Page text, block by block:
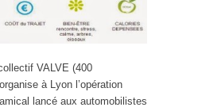
VALVE (400
à Lyon l’opération
lancé aux automobilistes